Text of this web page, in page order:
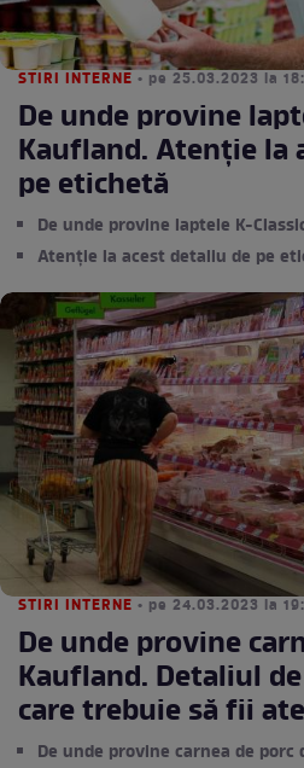
STIRI INTERNE • pe 25.03.2023 la
De unde provine
Kaufland. Atenție la
pe etichetă
De unde provine laptele K-
Atenție la acest detaliu de pe
STIRI INTERNE • pe 24.03.2023 la
De unde provine
Kaufland. Detaliul
care trebuie să fii
De unde provine carnea de